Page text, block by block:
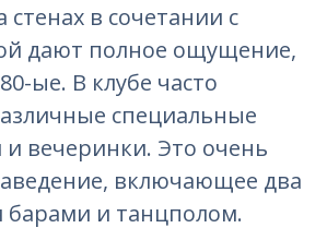
стенах в сочетании с
дают полное ощущение,
ые. В клубе часто
специальные
вечеринки. Это очень
включающее два
барами и танцполом.